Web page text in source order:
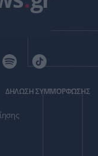
ΔΗΛΩΣΗ ΣΥΜΜΟΡΦΩΣΗΣ